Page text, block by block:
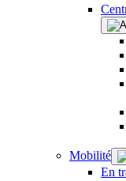
Mobilité
En